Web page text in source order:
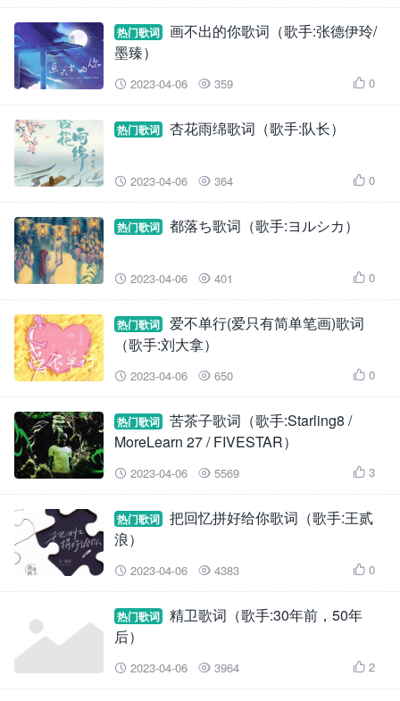
热门歌词
画不出的你歌词（歌手:张德伊玲/
墨臻）
 2023-04-06  359  0
热门歌词 杏花雨绵歌词（歌手:队长）
 2023-04-06  364  0
热门歌词 都落ち歌词（歌手:ヨルシカ）
 2023-04-06  401  0
热门歌词
爱不单行(爱只有简单笔画)歌词
（歌手:刘大拿）
 2023-04-06  650  0
热门歌词
苦茶子歌词（歌手:Starling8 /
MoreLearn 27 / FIVESTAR）
 2023-04-06  5569  3
热门歌词
把回忆拼好给你歌词（歌手:王贰
浪）
 2023-04-06  4383  0
热门歌词
精卫歌词（歌手:30年前，50年
后）
 2023-04-06  3964  2